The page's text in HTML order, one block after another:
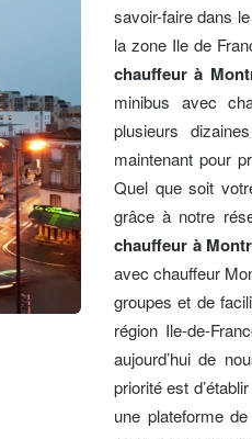
savoir-faire dans
la zone Ile de
chauffeur à
minibus avec
plusieurs
maintenant pour
Quel que soit
grâce à notre
chauffeur à
avec chauffeur
groupes et de
région Ile-de-
aujourd’hui de
priorité est
une plateforme